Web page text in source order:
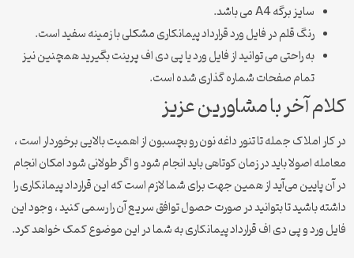
سایز برگه A4 می باشد.
رنگ قلم در فایل ورد قرارداد پیمانکاری مشکلی با زمینه سفید است.
به راحتی می توانید از فایل ورد یا پی دی اف پرینت بگیرید همچنین نیز
تمام صفحات شماره گذاری شده است.
کلام آخر با مشاورین عزیز
در کار املاک جمله تا تنور داغه نون رو بچسبون از اهمیت بالایی برخوردار است ،
معامله اصولا باید در زمان کوتاهی باید انجام شود و اگر طولانی شود امکان انجام
در آن پایین می‌آید از همین جهت برای شما لازم است که این قرارداد پیمانکاری را
داشته باشید تا بتوانید در صورت حصول توافق سریع آن را رسمی کنید ، وجود این
فایل ورد و پی دی اف قرارداد پیمانکاری به شما در این موضوع کمک خواهد کرد.